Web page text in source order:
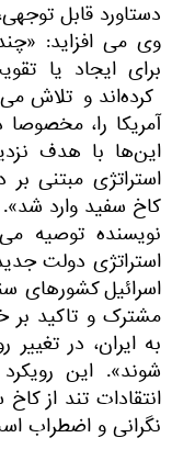
دستاورد قابل
وی می افزاید:
برای ایجاد یا
کرده‌اند و تلاش
آمریکا را،
این‌ها با هدف
استراتژی مبتنی بر
کاخ سفید وارد شد».
نویسنده توصیه
استراتژی دولت
اسرائیل کشورهای
مشترک و تاکید بر
به ایران، در
شوند». این
انتقادات تند از
نگرانی و اضطراب